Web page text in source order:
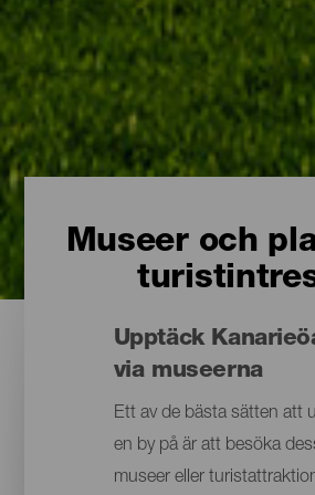
Museer och
Upptäck
via museerna
Ett av de bästa sätten att
en by på är att besöka
museer eller